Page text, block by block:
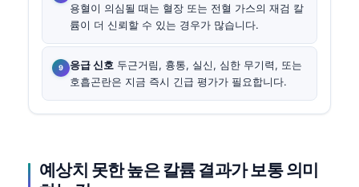
용혈이 의심될 때는 혈장 또는 전혈 가스의 재검 칼
륨이 더 신뢰할 수 있는 경우가 많습니다.
응급 신호 두근거림, 흉통, 실신, 심한 무기력, 또는
호흡곤란은 지금 즉시 긴급 평가가 필요합니다.
예상치 못한 높은 칼륨 결과가 보통 의미